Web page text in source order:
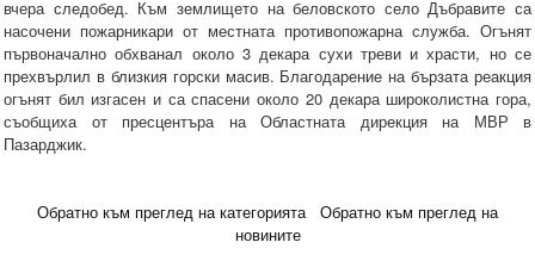
вчера следобед. Към землището на беловското село Дъбравите са
насочени пожарникари от местната противопожарна служба. Огънят
първоначално обхванал около 3 декара сухи треви и храсти, но се
прехвърлил в близкия горски масив. Благодарение на бързата реакция
огънят бил изгасен и са спасени около 20 декара широколистна гора,
съобщиха от пресцентъра на Областната дирекция на МВР в
Пазарджик.
Обратно към преглед на категорията
Обратно към преглед на
новините